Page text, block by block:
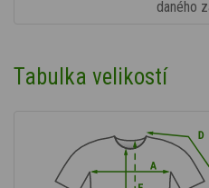
daného
Tabulka velikostí